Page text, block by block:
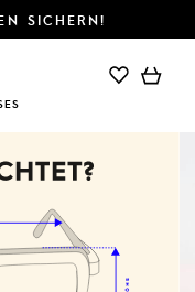
SICHERN!